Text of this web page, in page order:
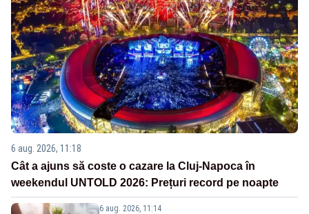
6 aug. 2026, 11:18
Cât a ajuns să coste o cazare la Cluj-Napoca în
weekendul UNTOLD 2026: Prețuri record pe noapte
6 aug. 2026, 11:14